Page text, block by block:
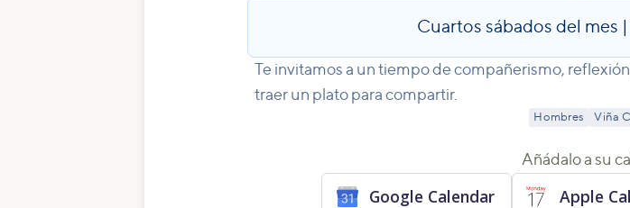
Cuartos sábados del mes
Te invitamos a un tiempo de compañerismo,
traer un plato para compartir.
Hombres Viña
Añádalo a su
Google Calendar Apple